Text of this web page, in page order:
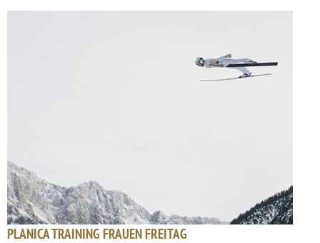
PLANICA TRAINING FRAUEN FREITAG